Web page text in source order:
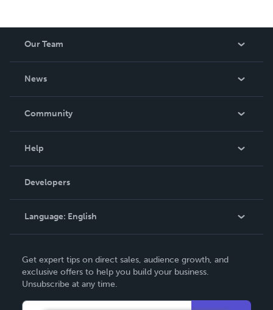
Our Team
News
In The News
Community
Podcast
Help
Order Lookup
Knowledge Base
Contact Support
Developers
Language: English
Deutsch
Français
Italiano
Get expert tips on direct sales, audience growth, and
exclusive offers to help you build your business.
Unsubscribe at any time.